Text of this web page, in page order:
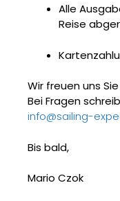
Alle
Reise
Wir freuen uns
Bei Fragen
info@sailing-
Bis bald,
Mario Czok